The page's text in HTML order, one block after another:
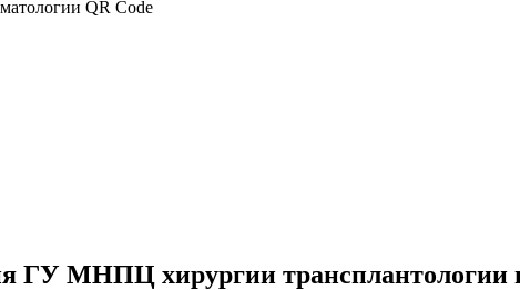
ГУ МНПЦ хирургии трансплантологии